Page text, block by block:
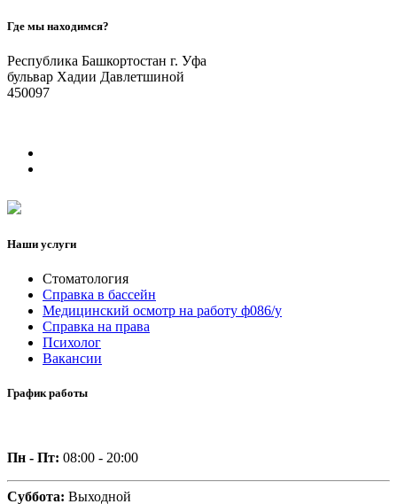
Где мы находимся?
Республика Башкортостан г. Уфа
бульвар Хадии Давлетшиной
450097
Наши услуги
Стоматология
Справка в бассейн
Медицинский осмотр на работу ф086/у
Справка на права
Психолог
Вакансии
График работы
Пн - Пт: 08:00 - 20:00
Суббота: Выходной